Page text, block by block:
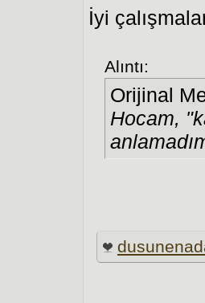
İyi
Alıntı:
Orijinal
Hocam,